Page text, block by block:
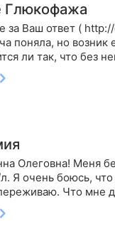
Глюкофажа
за Ваш ответ (
поняла, но
ли так, что без
Олеговна! Меня
Я очень боюсь,
Что мне